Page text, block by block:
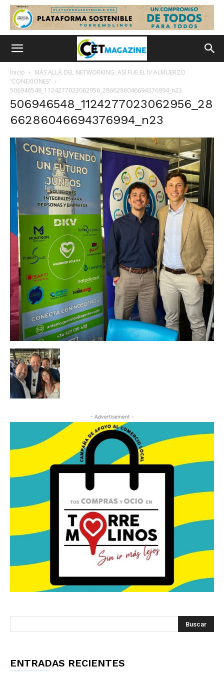
Inicio
MÁS ALLÁ DEL NETWORKING. ASÍ FUE EL IV ALMUERZO
“CONEXIONES”
506946548_1124277023062956_2866286046694376994_n23
506946548_1124277023062956_28
66286046694376994_n23
- Advertisement -
ENTRADAS RECIENTES